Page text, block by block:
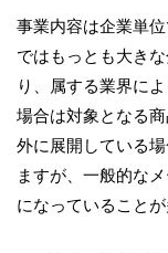
事業内容は企業単
ではもっとも大き
り、属する業界に
場合は対象となる
外に展開している
ますが、一般的な
になっていることが